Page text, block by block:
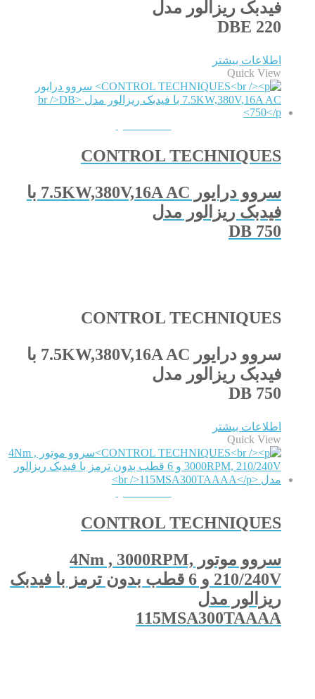
فیدبک ریزالور مدل
DBE 220
اطلاعات بیشتر
Quick View
CONTROL TECHNIQUES
سروو درایور 7.5KW,380V,16A AC با
فیدبک ریزالور مدل
DB 750
CONTROL TECHNIQUES
سروو درایور 7.5KW,380V,16A AC با
فیدبک ریزالور مدل
DB 750
اطلاعات بیشتر
Quick View
CONTROL TECHNIQUES
سروو موتور 4Nm , 3000RPM,
210/240V و 6 قطب بدون ترمز با فیدبک
ریزالور مدل
115MSA300TAAAA